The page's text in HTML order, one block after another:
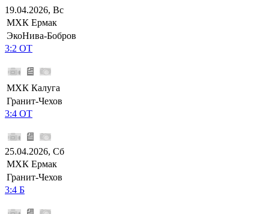
19.04.2026, Вс
МХК Ермак
ЭкоНива-Бобров
3:2 ОТ
МХК Калуга
Гранит-Чехов
3:4 ОТ
25.04.2026, Сб
МХК Ермак
Гранит-Чехов
3:4 Б